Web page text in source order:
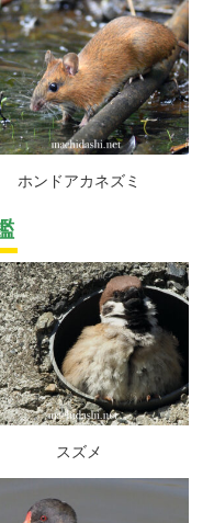
ホンドアカネズミ
スズメ